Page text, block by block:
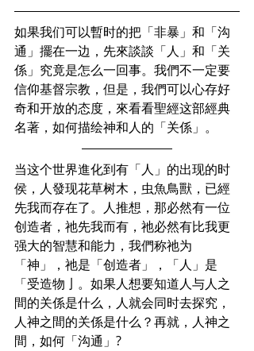
如果我们可以暫时的把「非暴」和「沟
通」擺在一边，先來談談「人」和「关
係」究竟是怎么一回事。我們不一定要
信仰基督宗教，但是，我們可以心存好
奇和开放的态度，來看看聖經这部經典
名著，如何描绘神和人的「关係」。
当这个世界進化到有「人」的出现的时
侯，人發现花草树木，虫魚鳥獸，已經
先我而存在了。人推想，那必然有一位
创造者，祂先我而有，祂必然有比我更
强大的智慧和能力，我們称祂为
「神」，祂是「创造者」，「人」是
「受造物亅。如果人想要知道人与人之
間的关係是什么，人就会同时去探究，
人神之間的关係是什么？再就，人神之
間，如何「沟通」?